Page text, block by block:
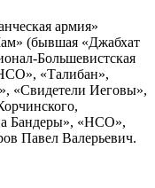
армия»
(бывшая «Джабхат
Большевистская
«Талибан»,
«Свидетели Иеговы»,
Бандеры», «НСО»,
Павел Валерьевич.